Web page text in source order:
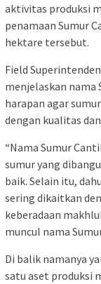
aktivitas produksi
penamaan Sumur
hektare tersebut.
Field
menjelaskan nama
harapan agar
dengan kualitas
“Nama Sumur
sumur yang
baik. Selain itu,
sering dikaitkan
keberadaan
muncul nama
Di balik namanya
satu aset produksi